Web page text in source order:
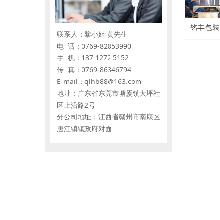
铭丰包装
联系人：黎小姐 黄先生
电 话：0769-82853990
手 机：137 1272 5152
传 真：0769-86346794
E-mail：qlhb88@163.com
地址：广东省东莞市塘厦镇大坪社
区上沿路2号
分公司地址：江西省赣州市南康区
唐江镇镇政府对面